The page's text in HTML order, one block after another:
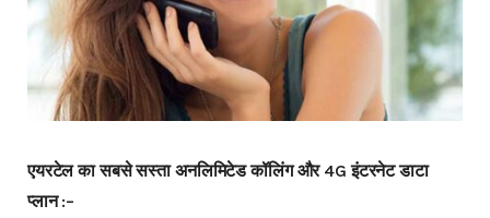
एयरटेल का सबसे सस्ता अनलिमिटेड कॉलिंग और 4G इंटरनेट डाटा
प्लान :–